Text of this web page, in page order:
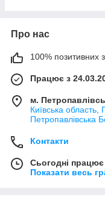
Про нас
100% позитивних з
Працює з
м.
Київська область,
Петропавлівська
Контакти
Сьогодні
Показати весь